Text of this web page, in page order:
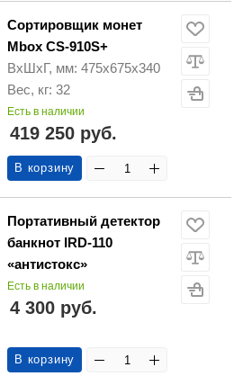
Сортировщик монет
Mbox CS-910S+
ВхШхГ, мм: 475х675х340
Вес, кг: 32
Есть в наличии
419 250 руб.
В корзину
Портативный детектор
банкнот IRD-110
«антистокс»
Есть в наличии
4 300 руб.
В корзину